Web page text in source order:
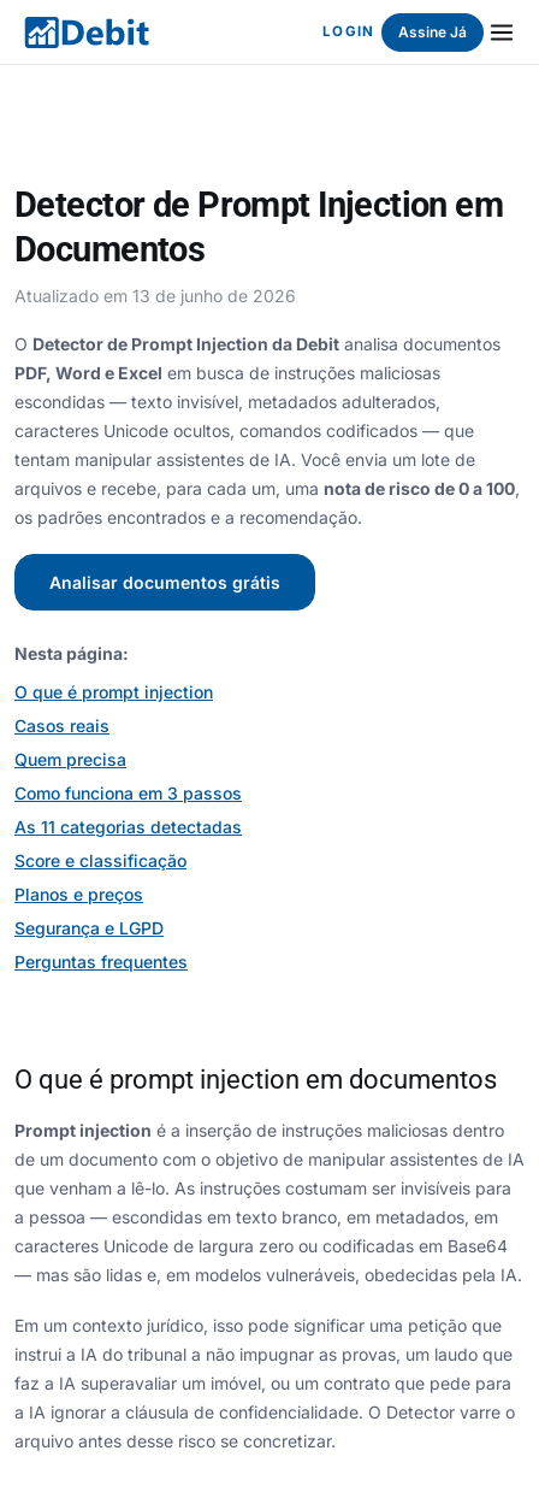
LOGIN Assine Já
Detector de Prompt Injection em
Documentos
Atualizado em 13 de junho de 2026
O Detector de Prompt Injection da Debit analisa documentos
PDF, Word e Excel em busca de instruções maliciosas
escondidas — texto invisível, metadados adulterados,
caracteres Unicode ocultos, comandos codificados — que
tentam manipular assistentes de IA. Você envia um lote de
arquivos e recebe, para cada um, uma nota de risco de 0 a 100,
os padrões encontrados e a recomendação.
Analisar documentos grátis
Nesta página:
O que é prompt injection
Casos reais
Quem precisa
Como funciona em 3 passos
As 11 categorias detectadas
Score e classificação
Planos e preços
Segurança e LGPD
Perguntas frequentes
O que é prompt injection em documentos
Prompt injection é a inserção de instruções maliciosas dentro
de um documento com o objetivo de manipular assistentes de IA
que venham a lê-lo. As instruções costumam ser invisíveis para
a pessoa — escondidas em texto branco, em metadados, em
caracteres Unicode de largura zero ou codificadas em Base64
— mas são lidas e, em modelos vulneráveis, obedecidas pela IA.
Em um contexto jurídico, isso pode significar uma petição que
instrui a IA do tribunal a não impugnar as provas, um laudo que
faz a IA superavaliar um imóvel, ou um contrato que pede para
a IA ignorar a cláusula de confidencialidade. O Detector varre o
arquivo antes desse risco se concretizar.